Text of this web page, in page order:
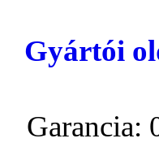
Gyártói
Garancia: